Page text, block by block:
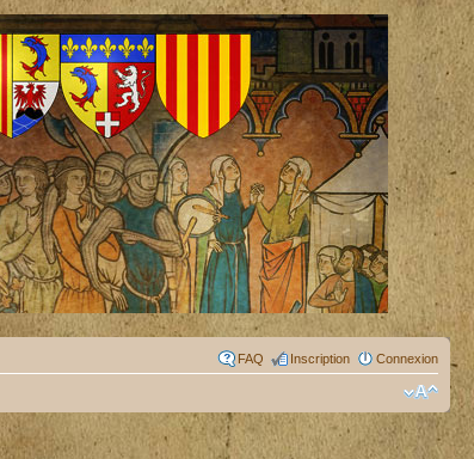
FAQ Inscription Connexion